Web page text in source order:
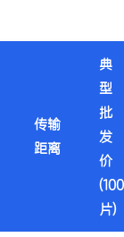
传输
距离
典
型
批
发
价
(100
片)